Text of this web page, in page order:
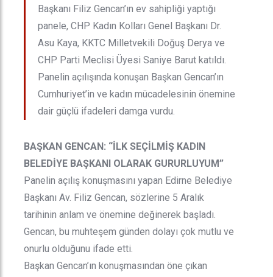
Başkanı Filiz Gencan’ın ev sahipliği yaptığı
panele, CHP Kadın Kolları Genel Başkanı Dr.
Asu Kaya, KKTC Milletvekili Doğuş Derya ve
CHP Parti Meclisi Üyesi Saniye Barut katıldı.
Panelin açılışında konuşan Başkan Gencan’ın
Cumhuriyet’in ve kadın mücadelesinin önemine
dair güçlü ifadeleri damga vurdu.
BAŞKAN GENCAN: “İLK SEÇİLMİŞ KADIN
BELEDİYE BAŞKANI OLARAK GURURLUYUM”
Panelin açılış konuşmasını yapan Edirne Belediye
Başkanı Av. Filiz Gencan, sözlerine 5 Aralık
tarihinin anlam ve önemine değinerek başladı.
Gencan, bu muhteşem günden dolayı çok mutlu ve
onurlu olduğunu ifade etti.
Başkan Gencan’ın konuşmasından öne çıkan